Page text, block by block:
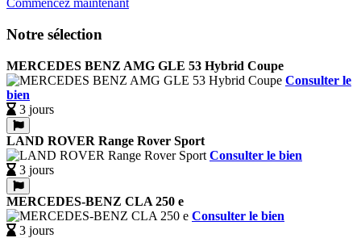
Commencez maintenant
Notre sélection
MERCEDES BENZ AMG GLE 53 Hybrid Coupe
Consulter le
bien
3 jours
LAND ROVER Range Rover Sport
Consulter le bien
3 jours
MERCEDES-BENZ CLA 250 e
Consulter le bien
3 jours